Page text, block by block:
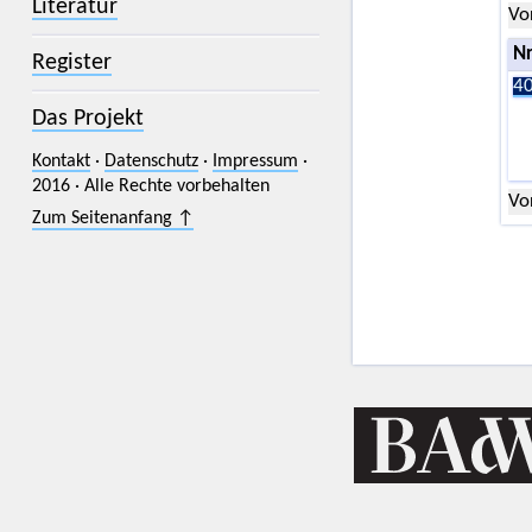
Literatur
Register
Das Projekt
Kontakt· Datenschutz· Impressum ·
2016 · Alle Rechte vorbehalten
Zum Seitenanfang ↑